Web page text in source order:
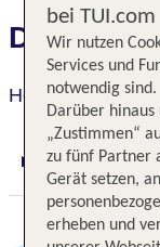
Das
Hotel Papadopoli
Digitaler
bei TUI.com
Wir nutzen
Services und
notwendig sind.
Darüber
„Zustimmen“
zu fünf Partner
Gerät setzen,
erheben und